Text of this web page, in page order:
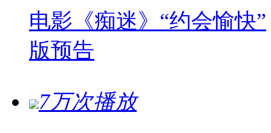
电影《痴迷》“约会愉快”
版预告
7万次播放